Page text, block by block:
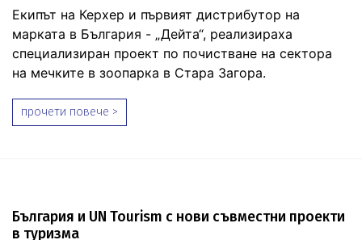
Екипът на Керхер и първият дистрибутор на
марката в България - „Дейта“, реализираха
специализиран проект по почистване на сектора
на мечките в зоопарка в Стара Загора.
прочети повече >
България и UN Tourism с нови съвместни проекти
в туризма